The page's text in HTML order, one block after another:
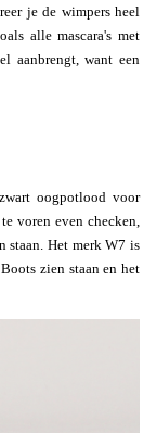
je de wimpers heel
alle mascara's met
aanbrengt, want een
oogpotlood voor
voren even checken,
staan. Het merk W7 is
zien staan en het